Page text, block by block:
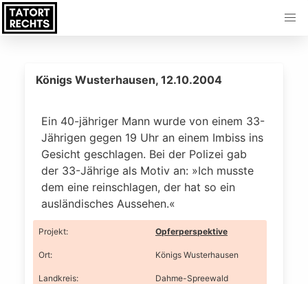
Königs Wusterhausen, 12.10.2004
Ein 40-jähriger Mann wurde von einem 33-
Jährigen gegen 19 Uhr an einem Imbiss ins
Gesicht geschlagen. Bei der Polizei gab
der 33-Jährige als Motiv an: »Ich musste
dem eine reinschlagen, der hat so ein
ausländisches Aussehen.«
Projekt: Opferperspektive
Ort: Königs Wusterhausen
Landkreis: Dahme-Spreewald